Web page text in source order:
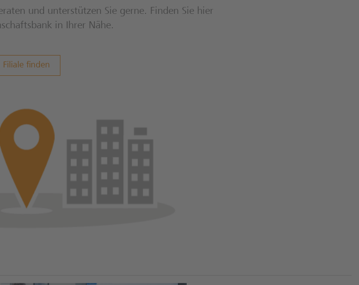
und unterstützen Sie gerne. Finden Sie hier
in Ihrer Nähe.
Filiale finden